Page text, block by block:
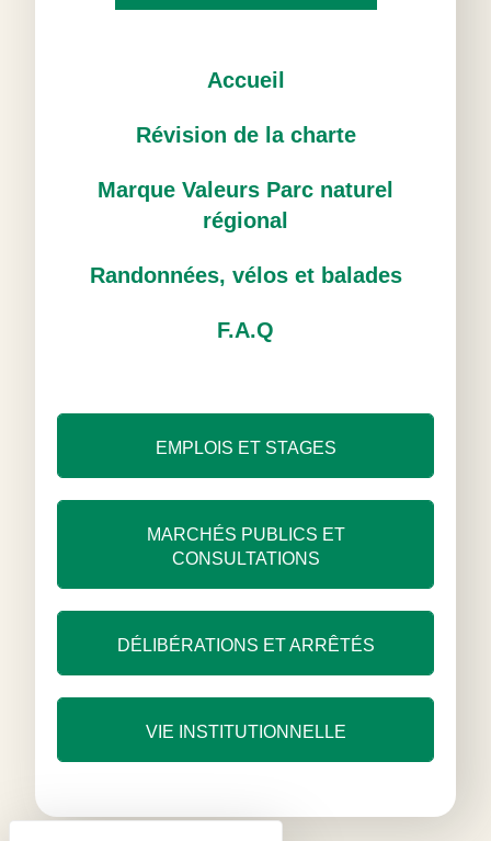
Accueil
Révision de la charte
Marque Valeurs Parc naturel
régional
Randonnées, vélos et balades
F.A.Q
EMPLOIS ET STAGES
MARCHÉS PUBLICS ET
CONSULTATIONS
DÉLIBÉRATIONS ET ARRÊTÉS
VIE INSTITUTIONNELLE